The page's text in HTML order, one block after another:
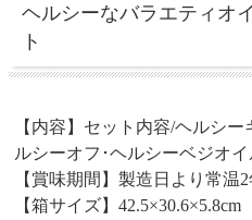
ヘルシーなバラエティオ
ト
【内容】セット内容/ヘルシ
ルシーオフ･ヘルシーベジオ
【賞味期間】製造日より常温2
【箱サイズ】42.5×30.6×5.8cm